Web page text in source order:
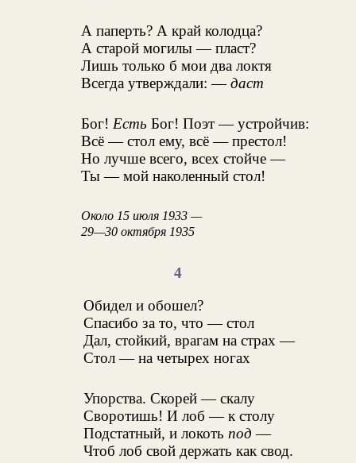
А паперть? А край колодца?
А старой могилы — пласт?
Лишь только б мои два локтя
Всегда утверждали: —даст
Бог! Есть Бог! Поэт — устройчив:
Всё — стол ему, всё — престол!
Но лучше всего, всех стойче —
Ты — мой наколенный стол!
Около 15 июля 1933 —
29—30 октября 1935
4
Обидел и обошел?
Спасибо за то, что — стол
Дал, стойкий, врагам на страх —
Стол — на четырех ногах
Упорства. Скорей — скалу
Своротишь! И лоб — к столу
Подстатный, и локотьпод —
Чтоб лоб свой держать как свод.